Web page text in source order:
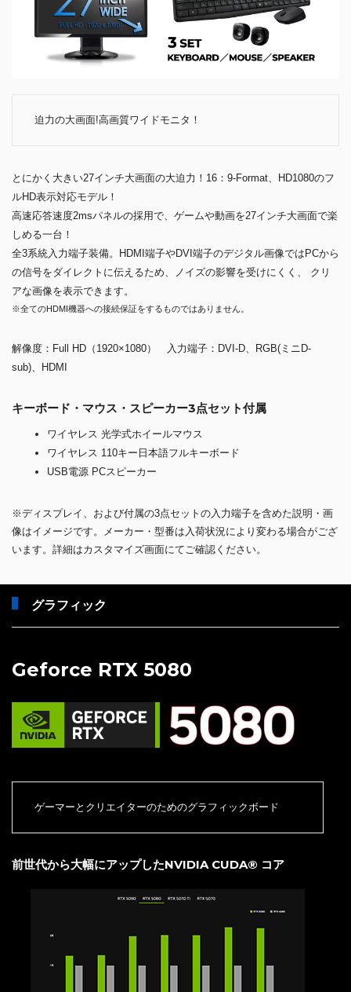
迫力の大画面!高画質ワイドモニタ！
とにかく大きい27インチ大画面の大迫力！16：9-Format、HD1080のフ
ルHD表示対応モデル！
高速応答速度2msパネルの採用で、ゲームや動画を27インチ大画面で楽
しめる一台！
全3系統入力端子装備。HDMI端子やDVI端子のデジタル画像ではPCから
の信号をダイレクトに伝えるため、ノイズの影響を受けにくく、 クリ
アな画像を表示できます。
※全てのHDMI機器への接続保証をするものではありません。
解像度：Full HD（1920×1080） 入力端子：DVI-D、RGB(ミニD-
sub)、HDMI
キーボード・マウス・スピーカー3点セット付属
ワイヤレス 光学式ホイールマウス
ワイヤレス 110キー日本語フルキーボード
USB電源 PCスピーカー
※ディスプレイ、および付属の3点セットの入力端子を含めた説明・画
像はイメージです。メーカー・型番は入荷状況により変わる場合がござ
います。詳細はカスタマイズ画面にてご確認ください。
グラフィック
Geforce RTX 5080
ゲーマーとクリエイターのためのグラフィックボード
前世代から大幅にアップしたNVIDIA CUDA® コア